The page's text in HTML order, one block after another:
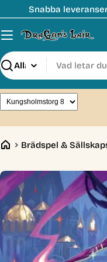
till
innehåll
Snabba
Sök
Brädspel &